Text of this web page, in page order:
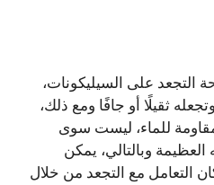
التجعد على السيليكونات،
ثقيلًا أو جافًا ومع ذلك،
للماء، ليست سوى
وبالتالي، يمكن
التعامل مع التجعد من خلال